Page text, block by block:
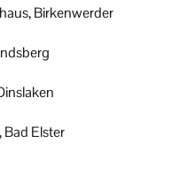
Birkenwerder
Bad Elster